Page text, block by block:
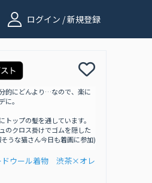
ログイン / 新規登録
的にどんより…なので、楽に
。
ップの髪を通しています。
のクロス掛けでゴムを隠した
うな猫さん今日も着画に参加)
ドウール着物 渋茶×オレ